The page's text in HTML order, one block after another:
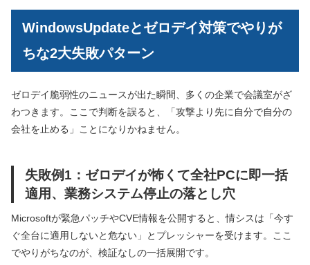
WindowsUpdateとゼロデイ対策でやりが
ちな2大失敗パターン
ゼロデイ脆弱性のニュースが出た瞬間、多くの企業で会議室がざ
わつきます。ここで判断を誤ると、「攻撃より先に自分で自分の
会社を止める」ことになりかねません。
失敗例1：ゼロデイが怖くて全社PCに即一括
適用、業務システム停止の落とし穴
Microsoftが緊急パッチやCVE情報を公開すると、情シスは「今す
ぐ全台に適用しないと危ない」とプレッシャーを受けます。ここ
でやりがちなのが、検証なしの一括展開です。